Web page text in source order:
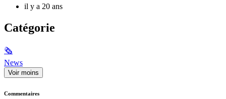
il y a 20 ans
Catégorie
🗞
News
Voir moins
Commentaires